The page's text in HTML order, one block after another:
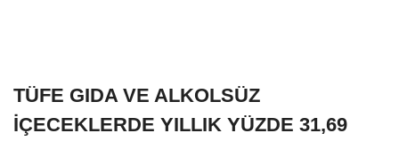
TÜFE GIDA VE ALKOLSÜZ
İÇECEKLERDE YILLIK YÜZDE 31,69